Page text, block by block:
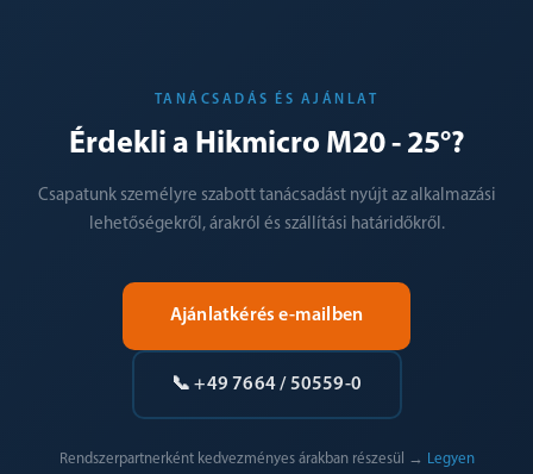
TANÁCSADÁS ÉS AJÁNLAT
Érdekli a Hikmicro M20 - 25°?
Csapatunk személyre szabott tanácsadást nyújt az alkalmazási
lehetőségekről, árakról és szállítási határidőkről.
Ajánlatkérés e-mailben
📞 +49 7664 / 50559-0
Rendszerpartnerként kedvezményes árakban részesül →
Legyen